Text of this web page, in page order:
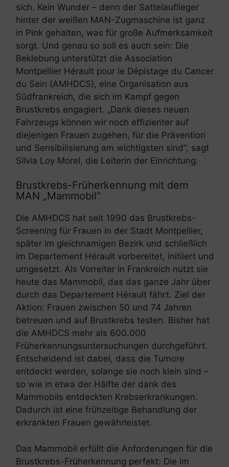
sich. Kein Wunder – denn der Sattelauflieger
hinter der weißen MAN-Zugmaschine ist ganz
in Pink gehalten, was für große Aufmerksamkeit
sorgt. Und genau so soll es auch sein: Die
Beklebung unterstützt die Association
Montpellier Hérault pour le Dépistage du Cancer
du Sein (AMHDCS), eine Organisation aus
Südfrankreich, die sich im Kampf gegen
Brustkrebs engagiert. „Dank dieses neuen
Fahrzeugs können wir noch effizienter auf
diejenigen Frauen zugehen, für die Prävention
und Sensibilisierung am wichtigsten sind“, sagt
Silvia Loy Morel, die Leiterin der Einrichtung.
Brustkrebs-Früherkennung mit dem
MAN „Mammobil“
Die AMHDCS hat seit 1990 das Brustkrebs-
Screening für Frauen in der Stadt Montpellier,
später im gleichnamigen Bezirk und schließlich
im Departement Hérault vorbereitet, initiiert und
umgesetzt. Als Vorreiter in Frankreich nutzt sie
heute das Mammobil, das das ganze Jahr über
durch das Departement Hérault fährt. Ziel der
Aktion: Frauen zwischen 50 und 74 Jahren
betreuen und auf Brustkrebs testen. Bisher hat
die AMHDCS mehr als 600.000
Früherkennungsuntersuchungen durchgeführt.
Entscheidend ist dabei, dass die Tumore
entdeckt werden, solange sie noch klein sind –
so wie in etwa der Hälfte der dank des
Mammobils entdeckten Krebserkrankungen.
Dadurch ist eine frühzeitige Behandlung der
erkrankten Frauen gewährleistet.
Das Mammobil erfüllt die Anforderungen für die
Brustkrebs-Früherkennung perfekt: Die im